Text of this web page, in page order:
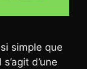
simple que
d’une